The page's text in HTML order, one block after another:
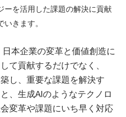
ーを活用した課題の解決に貢献
きます。
本企業の変革と価値創造に
て貢献するだけでなく、
し、重要な課題を解決す
、生成AIのようなテクノロ
変革や課題にいち早く対応